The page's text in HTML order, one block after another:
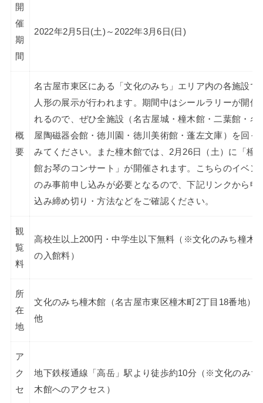
開
催
期
間
2022年2月5日(土)～2022年3月6日(日)
概
要
名古屋市東区にある「文化のみち」エリア内の各施設で
人形の展示が行われます。期間中はシールラリーが開催
れるので、ぜひ全施設（名古屋城・橦木館・二葉館・名
屋陶磁器会館・徳川園・徳川美術館・蓬左文庫）を回っ
みてください。また橦木館では、2月26日（土）に「橦
館お琴のコンサート」が開催されます。こちらのイベン
のみ事前申し込みが必要となるので、下記リンクから申
込み締め切り・方法などをご確認ください。
観
覧
料
高校生以上200円・中学生以下無料（※文化のみち橦木
の入館料）
所
在
地
文化のみち橦木館（名古屋市東区橦木町2丁目18番地
他
ア
ク
セ
地下鉄桜通線「高岳」駅より徒歩約10分（※文化のみち
木館へのアクセス）